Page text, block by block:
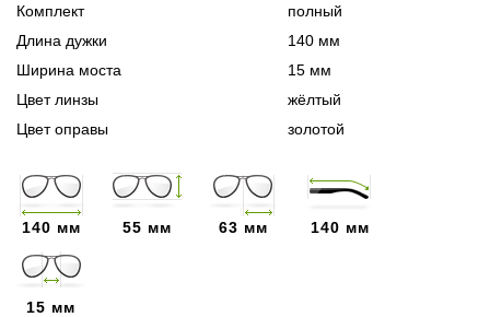
Комплект
полный
Длина дужки
140 мм
Ширина моста
15 мм
Цвет линзы
жёлтый
Цвет оправы
золотой
140 мм 55 мм 63 мм 140 мм
15 мм